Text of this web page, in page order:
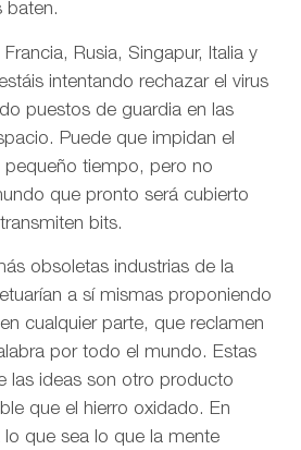
baten.
Rusia, Singapur, Italia y
intentando rechazar el virus
puestos de guardia en las
Puede que impidan el
pequeño tiempo, pero no
que pronto será cubierto
bits.
obsoletas industrias de la
a sí mismas proponiendo
cualquier parte, que reclamen
por todo el mundo. Estas
las ideas son otro producto
que el hierro oxidado. En
que sea lo que la mente